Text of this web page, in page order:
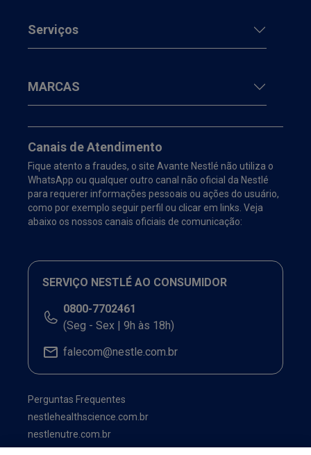
Serviços
MARCAS
Canais de Atendimento
Fique atento a fraudes, o site Avante Nestlé não utiliza o
WhatsApp ou qualquer outro canal não oficial da Nestlé
para requerer informações pessoais ou ações do usuário,
como por exemplo seguir perfil ou clicar em links. Veja
abaixo os nossos canais oficiais de comunicação:
SERVIÇO NESTLÉ AO CONSUMIDOR
0800-7702461
(Seg - Sex | 9h às 18h)
falecom@nestle.com.br
Perguntas Frequentes
nestlehealthscience.com.br
nestlenutre.com.br